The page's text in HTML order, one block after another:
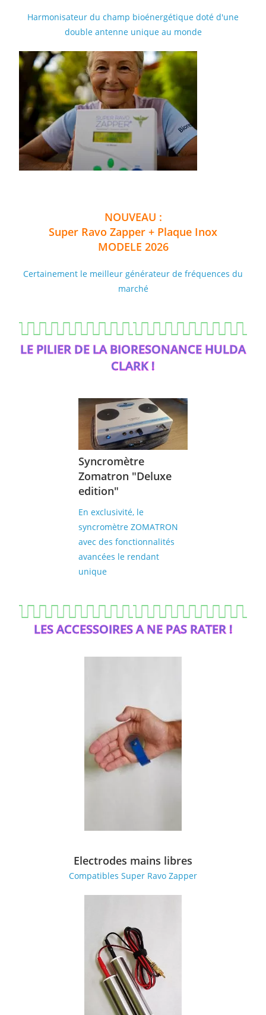
Harmonisateur du champ bioénergétique doté d'une
double antenne unique au monde
NOUVEAU :
Super Ravo Zapper + Plaque Inox
MODELE 2026
Certainement le meilleur générateur de fréquences du
marché
LE PILIER DE LA BIORESONANCE HULDA
CLARK !
Syncromètre
Zomatron "Deluxe
edition"
En exclusivité, le
syncromètre ZOMATRON
avec des fonctionnalités
avancées le rendant
unique
LES ACCESSOIRES A NE PAS RATER !
Electrodes mains libres
Compatibles Super Ravo Zapper